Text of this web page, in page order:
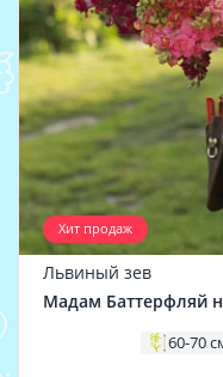
Хит продаж
Львиный зев
Мадам Баттерфляй
60-70